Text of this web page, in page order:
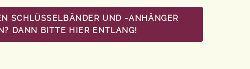
SCHLÜSSELBÄNDER UND -ANHÄNGER
DANN BITTE HIER ENTLANG!